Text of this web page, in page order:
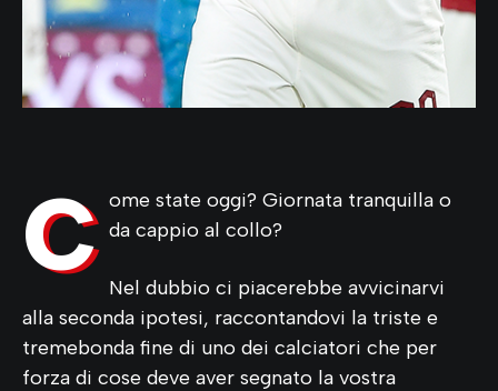
C ome state oggi? Giornata tranquilla o
da cappio al collo?
Nel dubbio ci piacerebbe avvicinarvi
alla seconda ipotesi, raccontandovi la triste e
tremebonda fine di uno dei calciatori che per
forza di cose deve aver segnato la vostra